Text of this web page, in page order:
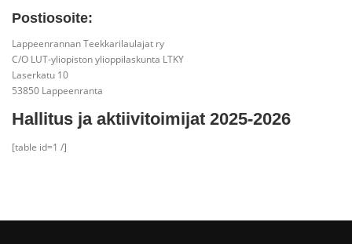
Postiosoite:
Lappeenrannan Teekkarilaulajat ry
C/O LUT-yliopiston ylioppilaskunta LTKY
Laserkatu 10
53850 Lappeenranta
Hallitus ja aktiivitoimijat 2025-2026
[table id=1 /]